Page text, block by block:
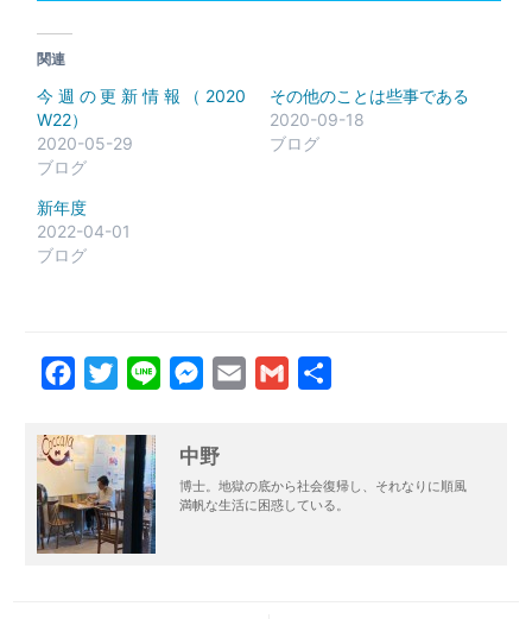
関連
今週の更新情報（2020
W22）
2020-05-29
ブログ
その他のことは些事である
2020-09-18
ブログ
新年度
2022-04-01
ブログ
FacebookTwitterLine Messenger
Email Gmail
中野
博士。地獄の底から社会復帰し、それなりに順風
満帆な生活に困惑している。